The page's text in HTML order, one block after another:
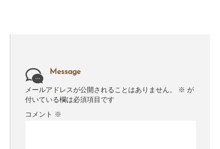
Message
メールアドレスが公開されることはありません。 ※ が
付いている欄は必須項目です
コメント ※